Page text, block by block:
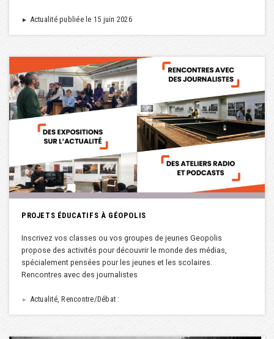
► Actualité publiée le 15 juin 2026
PROJETS ÉDUCATIFS À GÉOPOLIS
Inscrivez vos classes ou vos groupes de jeunes Geopolis
propose des activités pour découvrir le monde des médias,
spécialement pensées pour les jeunes et les scolaires.
Rencontres avec des journalistes
► Actualité, Rencontre/Débat :